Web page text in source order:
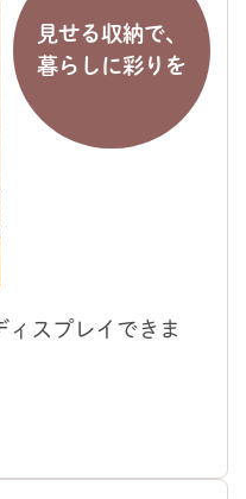
見せる収納で、
暮らしに彩りを
スプレイできま